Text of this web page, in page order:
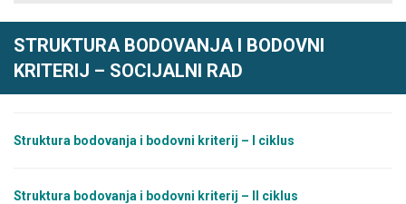
STRUKTURA BODOVANJA I BODOVNI
KRITERIJ – SOCIJALNI RAD
Struktura bodovanja i bodovni kriterij – I ciklus
Struktura bodovanja i bodovni kriterij – II ci k lus